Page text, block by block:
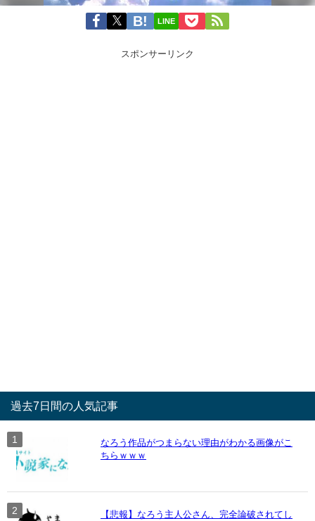
LINE
スポンサーリンク
過去7日間の人気記事
なろう作品がつまらない理由がわかる画像がこ
ちらｗｗｗ
【悲報】なろう主人公さん、完全論破されてし